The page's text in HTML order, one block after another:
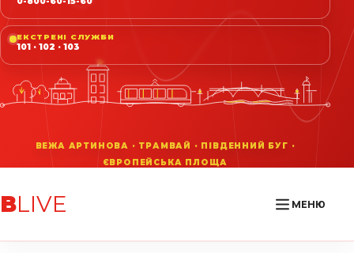
ЕКСТРЕНІ СЛУЖБИ
101 · 102 · 103
ВLIVE МЕНЮ